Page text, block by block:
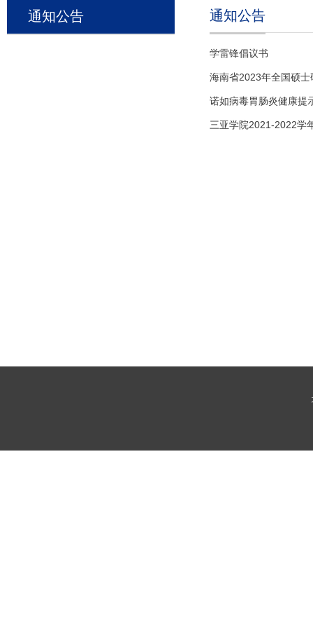
通知公告 通知公告
学雷锋倡议书
海南省2023年全国硕
诺如病毒胃肠炎健康提
三亚学院2021-2022学